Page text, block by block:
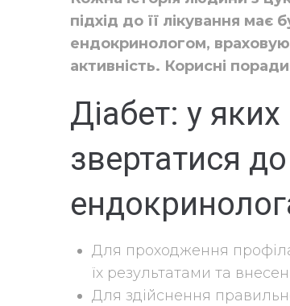
підхід до її лікування
ендокринологом,
активність. Корисні поради
Діабет: у
звертатися
Для проходження
їх результатами та
Для здійснення